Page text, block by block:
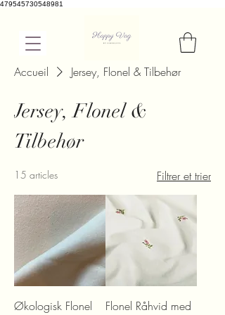
479545730548981
Accueil Jersey, Flonel & Tilbehør
Jersey, Flonel &
Tilbehør
15 articles Filtrer et trier
Økologisk Flonel
Flonel Råhvid med